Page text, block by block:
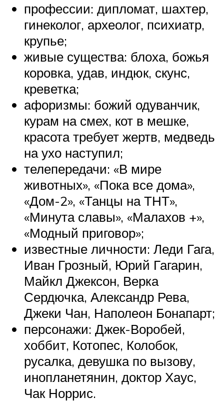
профессии: дипломат, шахтер,
гинеколог, археолог, психиатр,
крупье;
живые существа: блоха, божья
коровка, удав, индюк, скунс,
креветка;
афоризмы: божий одуванчик,
курам на смех, кот в мешке,
красота требует жертв, медведь
на ухо наступил;
телепередачи: «В мире
животных», «Пока все дома»,
«Дом-2», «Танцы на ТНТ»,
«Минута славы», «Малахов +»,
«Модный приговор»;
известные личности: Леди Гага,
Иван Грозный, Юрий Гагарин,
Майкл Джексон, Верка
Сердючка, Александр Рева,
Джеки Чан, Наполеон Бонапарт;
персонажи: Джек-Воробей,
хоббит, Котопес, Колобок,
русалка, девушка по вызову,
инопланетянин, доктор Хаус,
Чак Норрис.